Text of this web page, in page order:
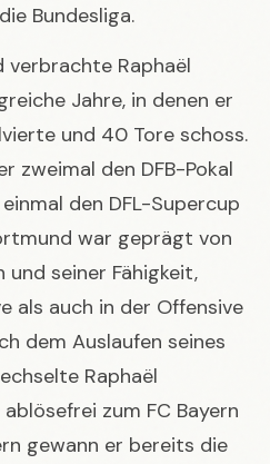
Bundesliga.
verbrachte Raphaël
Jahre, in denen er
und 40 Tore schoss.
zweimal den DFB-Pokal
den DFL-Supercup
war geprägt von
seiner Fähigkeit,
als auch in der Offensive
dem Auslaufen seines
Raphaël
zum FC Bayern
gewann er bereits die